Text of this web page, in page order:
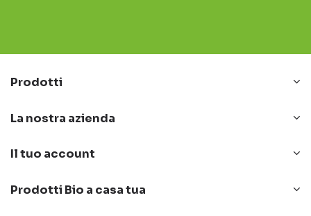
Prodotti
La nostra azienda
Il tuo account
Prodotti Bio a casa tua